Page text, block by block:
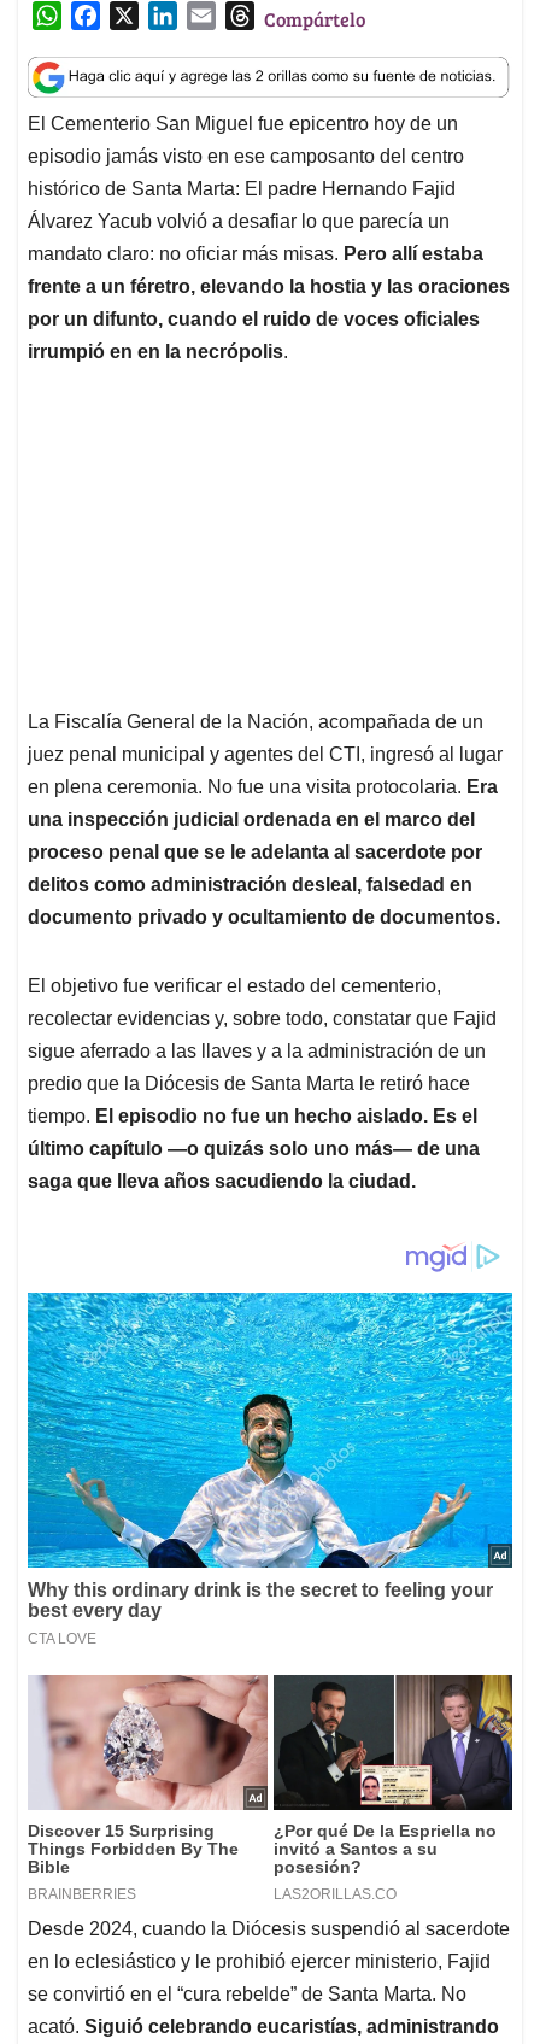
W
a
t
s
A
p
p
c
e
b
o
o
k
n
k
e
d
I
n
a
i
l
T
r
e
a
d
s
Compártelo
El Cementerio San Miguel fue epicentro hoy de un
episodio jamás visto en ese camposanto del centro
histórico de Santa Marta: El padre Hernando Fajid
Álvarez Yacub volvió a desafiar lo que parecía un
mandato claro: no oficiar más misas. Pero allí estaba
frente a un féretro, elevando la hostia y las oraciones
por un difunto, cuando el ruido de voces oficiales
irrumpió en en la necrópolis.
La Fiscalía General de la Nación, acompañada de un
juez penal municipal y agentes del CTI, ingresó al lugar
en plena ceremonia. No fue una visita protocolaria. Era
una inspección judicial ordenada en el marco del
proceso penal que se le adelanta al sacerdote por
delitos como administración desleal, falsedad en
documento privado y ocultamiento de documentos.
El objetivo fue verificar el estado del cementerio,
recolectar evidencias y, sobre todo, constatar que Fajid
sigue aferrado a las llaves y a la administración de un
predio que la Diócesis de Santa Marta le retiró hace
tiempo. El episodio no fue un hecho aislado. Es el
último capítulo —o quizás solo uno más— de una
saga que lleva años sacudiendo la ciudad.
Desde 2024, cuando la Diócesis suspendió al sacerdote
en lo eclesiástico y le prohibió ejercer ministerio, Fajid
se convirtió en el “cura rebelde” de Santa Marta. No
acató. Siguió celebrando eucaristías, administrando